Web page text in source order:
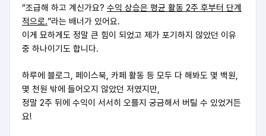
“조급해 하고 계신가요? 수익 상승은 평균 활동 2주 후부터 단계
적으로.”라는 배너가 있어요.
이게 묘하게도 정말 큰 힘이 되었고 제가 포기하지 않았던 이유
중 하나이기도 합니다.
하루에 블로그, 페이스북, 카페 활동 등 모두 다 해봐도 몇 백원,
몇 천원 밖에 들어오지 않았던 저였지만,
정말 2주 뒤에 수익이 서서히 오를지 궁금해서 버틸 수 있었거든
요!